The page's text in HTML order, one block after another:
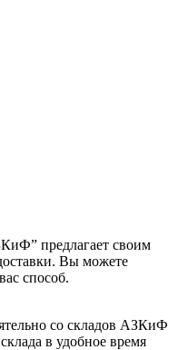
предлагает своим
Вы можете
способ.
со складов АЗКиФ
в удобное время